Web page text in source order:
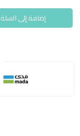
إضافة إلى السلة